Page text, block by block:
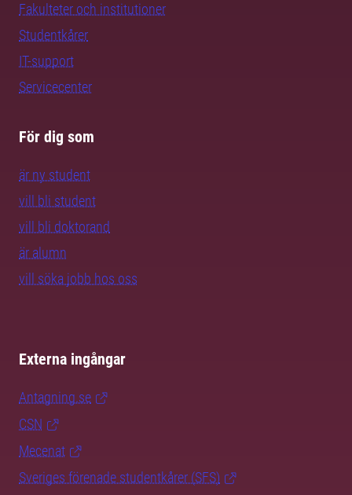
Fakulteter och institutioner
Studentkårer
IT-support
Servicecenter
För dig som
är ny student
vill bli student
vill bli doktorand
är alumn
vill söka jobb hos oss
Externa ingångar
Antagning.se
CSN
Mecenat
Sveriges förenade studentkårer (SFS)